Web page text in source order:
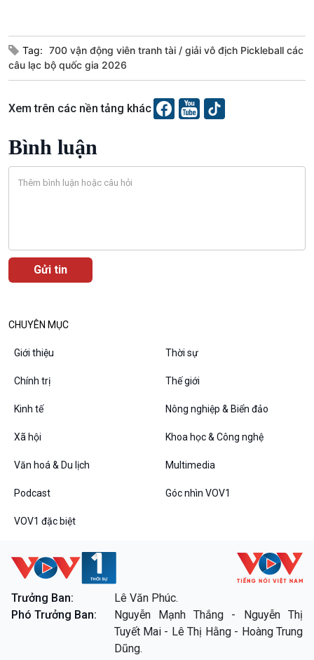
Podcast
Góc nhìn VOV1
Câu chuyện thời sự
Dòng chảy sự kiện
Chân dung cuộc sống
Tag: 700 vận động viên tranh tài
giải vô địch Pickleball các
câu lạc bộ quốc gia 2026
Xem trên các nền tảng khác
Bình luận
CHUYÊN MỤC
Giới thiệu Thời sự
Chính trị Thế giới
Kinh tế Nông nghiệp & Biển đảo
Xã hội Khoa học & Công nghệ
Văn hoá & Du lịch Multimedia
Podcast Góc nhìn VOV1
VOV1 đặc biệt
Trưởng Ban:
Lê Văn Phúc.
Phó Trưởng Ban:
Nguyễn Mạnh Thắng - Nguyễn Thị
Tuyết Mai - Lê Thị Hằng - Hoàng Trung
Dũng.